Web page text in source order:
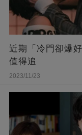
近期「冷門卻爆
值得追
2023/11/23